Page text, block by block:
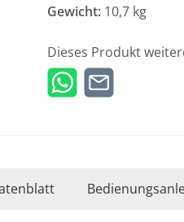
Gewicht: 10,7 kg
Dieses Produkt